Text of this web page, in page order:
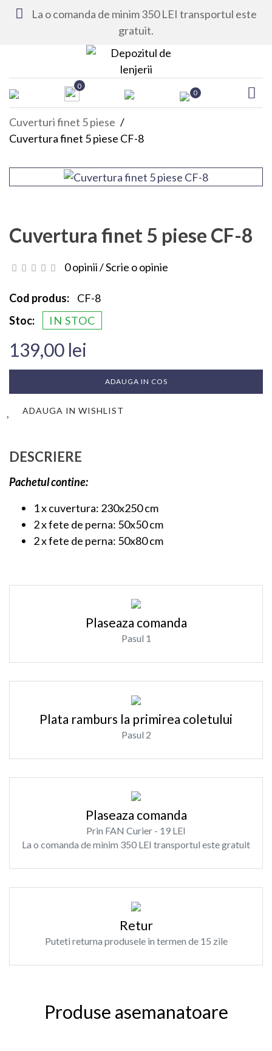
La o comanda de minim 350 LEI transportul este
gratuit.
0
0
Cuverturi finet 5 piese
Cuvertura finet 5 piese CF-8
Cuvertura finet 5 piese CF-8
0 opinii/Scrie o opinie
Cod produs:
CF-8
Stoc:
IN STOC
139,00 lei
ADAUGA IN COS
ADAUGA IN WISHLIST
DESCRIERE
Pachetul contine:
1 x cuvertura: 230x250 cm
2 x fete de perna: 50x50 cm
2 x fete de perna: 50x80 cm
Plaseaza comanda
Pasul 1
Plata ramburs la primirea coletului
Pasul 2
Plaseaza comanda
Prin FAN Curier - 19 LEI
La o comanda de minim 350 LEI transportul este gratuit
Retur
Puteti returna produsele in termen de 15 zile
Produse asemanatoare